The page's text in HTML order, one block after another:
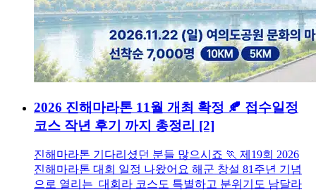
2026 진해마라톤 11월 개최 확정 🍂 접수일정
코스 작년 후기 까지 총정리 [2]
진해마라톤 기다리셨던 분들 많으시죠 🏃 제19회 2026
진해마라톤 대회 일정 나왔어요 해군 창설 81주년 기념
으로 열리는 대회라 코스도 특별하고 분위기도 남달라